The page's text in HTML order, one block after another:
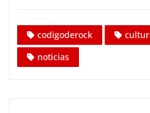
codigoderock
noticias